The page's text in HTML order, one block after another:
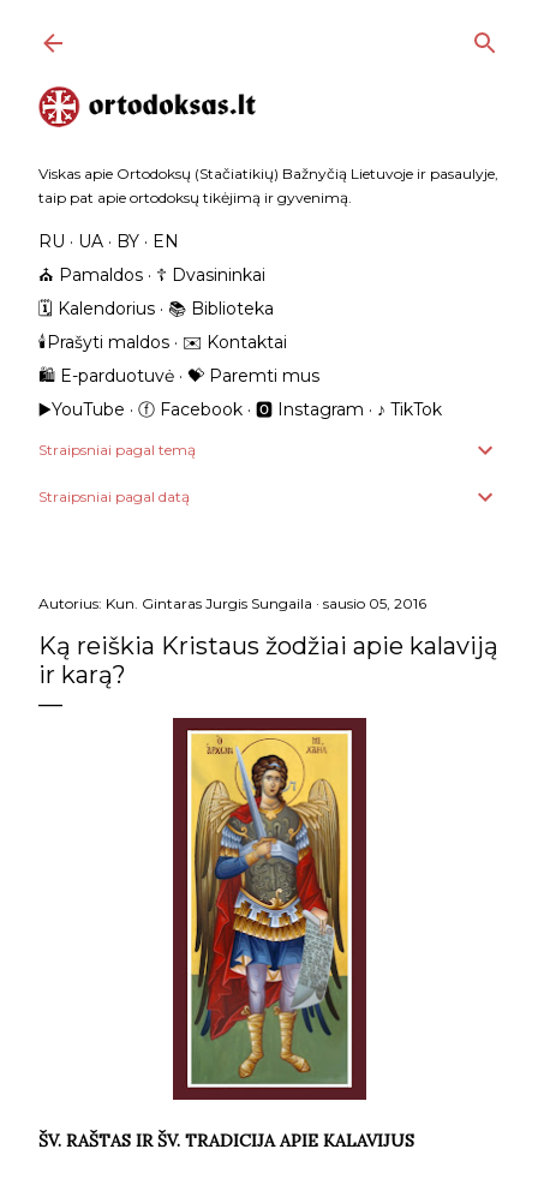
Praleisti ir pereiti prie pagrindinio turinio
Viskas apie Ortodoksų (Stačiatikių) Bažnyčią Lietuvoje ir pasaulyje,
taip pat apie ortodoksų tikėjimą ir gyvenimą.
RU UA BY
EN
⛪️ Pamaldos
☦️ Dvasininkai
🗓️ Kalendorius
📚 Biblioteka
🕯️Prašyti maldos
✉️ Kontaktai
🛍️ E-parduotuvė
💝 Paremti mus
▶️YouTube
ⓕ Facebook 🅾 Instagram ‎♪ TikTok
Straipsniai pagal temą
Straipsniai pagal datą
Autorius: Kun. Gintaras Jurgis Sungaila sausio 05, 2016
Ką reiškia Kristaus žodžiai apie kalaviją
ir karą?
ŠV. RAŠTAS IR ŠV. TRADICIJA APIE KALAVIJUS